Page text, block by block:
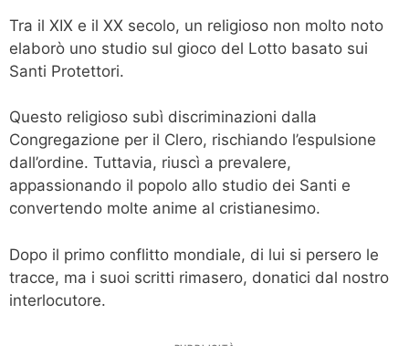
Tra il XIX e il XX secolo, un religioso non molto noto
elaborò uno studio sul gioco del Lotto basato sui
Santi Protettori.
Questo religioso subì discriminazioni dalla
Congregazione per il Clero, rischiando l’espulsione
dall’ordine. Tuttavia, riuscì a prevalere,
appassionando il popolo allo studio dei Santi e
convertendo molte anime al cristianesimo.
Dopo il primo conflitto mondiale, di lui si persero le
tracce, ma i suoi scritti rimasero, donatici dal nostro
interlocutore.